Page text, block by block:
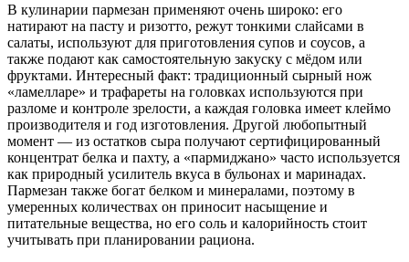
В кулинарии пармезан применяют очень широко: его
натирают на пасту и ризотто, режут тонкими слайсами в
салаты, используют для приготовления супов и соусов, а
также подают как самостоятельную закуску с мёдом или
фруктами. Интересный факт: традиционный сырный нож
«ламелларе» и трафареты на головках используются при
разломе и контроле зрелости, а каждая головка имеет клеймо
производителя и год изготовления. Другой любопытный
момент — из остатков сыра получают сертифицированный
концентрат белка и пахту, а «пармиджано» часто используется
как природный усилитель вкуса в бульонах и маринадах.
Пармезан также богат белком и минералами, поэтому в
умеренных количествах он приносит насыщение и
питательные вещества, но его соль и калорийность стоит
учитывать при планировании рациона.